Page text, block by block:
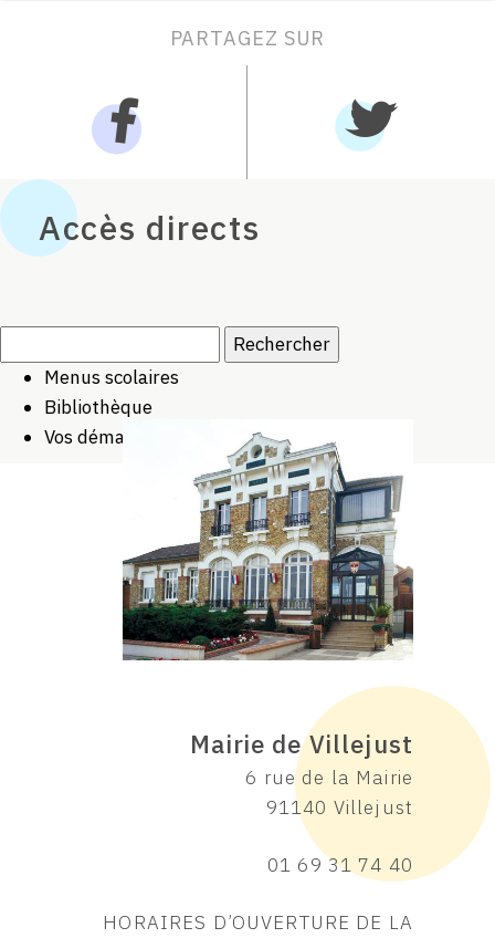
PARTAGEZ SUR
Accès directs
Menus scolaires
Bibliothèque
Vos démarches
Mairie de Villejust
6 rue de la Mairie
91140 Villejust
01 69 31 74 40
HORAIRES D’OUVERTURE DE LA